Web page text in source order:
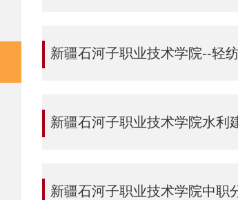
新疆石河子职业技术学院--轻
新疆石河子职业技术学院水利建
新疆石河子职业技术学院中职